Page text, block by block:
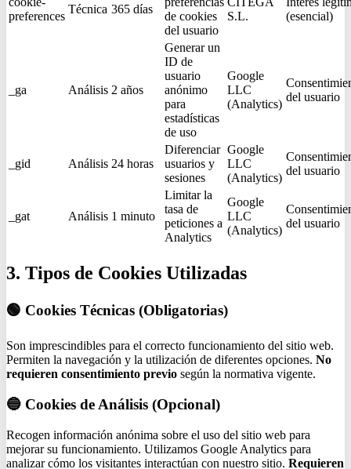
preferences
Técnica 365 días
de cookies
del usuario
S.L.
(esencial)
_ga Análisis 2 años
Generar un
ID de
usuario
anónimo
para
estadísticas
de uso
Google
LLC
(Analytics)
del usuario
_gid Análisis 24 horas
Diferenciar
usuarios y
sesiones
Google
LLC
(Analytics)
del usuario
_gat Análisis 1 minuto
Limitar la
tasa de
peticiones a
Analytics
Google
LLC
(Analytics)
del usuario
3. Tipos de Cookies Utilizadas
🟢 Cookies Técnicas (Obligatorias)
Son imprescindibles para el correcto funcionamiento del sitio web.
Permiten la navegación y la utilización de diferentes opciones. No
requieren consentimiento previo según la normativa vigente.
🔵 Cookies de Análisis (Opcional)
Recogen información anónima sobre el uso del sitio web para
mejorar su funcionamiento. Utilizamos Google Analytics para
analizar cómo los visitantes interactúan con nuestro sitio. Requieren